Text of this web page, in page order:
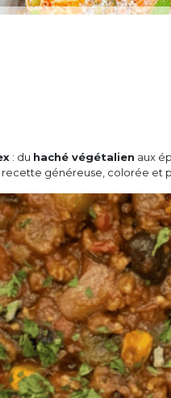
: du haché végétalien aux
généreuse, colorée et